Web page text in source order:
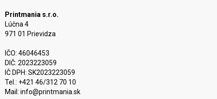
Printmania s.r.o.
Lúčna 4
971 01 Prievidza
IČO: 46046453
DIČ: 2023223059
IČ DPH: SK2023223059
Tel.: +421 46/312 70 10
Mail: info@printmania.sk